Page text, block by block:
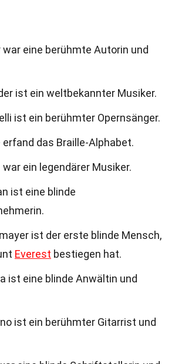
war eine berühmte Autorin und
ist ein weltbekannter Musiker.
ist ein berühmter Opernsänger.
erfand das Braille-Alphabet.
war ein legendärer Musiker.
ist eine blinde
ist der erste blinde Mensch,
Everest bestiegen hat.
ist eine blinde Anwältin und
ist ein berühmter Gitarrist und